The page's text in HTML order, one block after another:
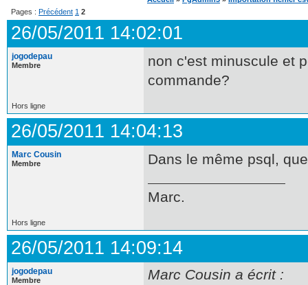
Pages : Précédent 1 2
26/05/2011 14:02:01
jogodepau
Membre
non c'est minuscule et
commande?
Hors ligne
26/05/2011 14:04:13
Marc Cousin
Membre Dans le même psql,
Marc.
Hors ligne
26/05/2011 14:09:14
jogodepau
Membre
Marc Cousin a écrit :